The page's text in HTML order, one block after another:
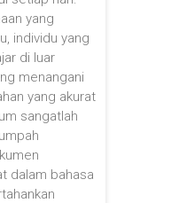
yang
individu yang
di luar
menangani
yang akurat
sangatlah
dalam bahasa